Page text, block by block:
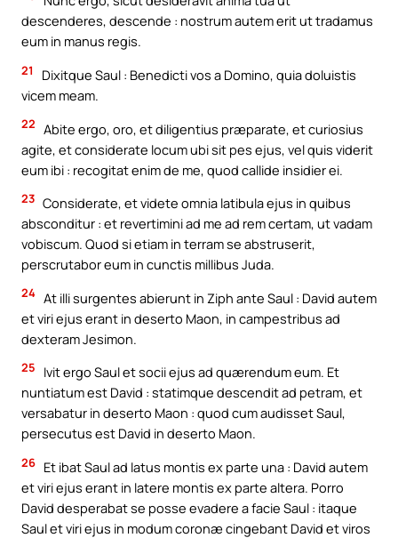
descenderes, descende : nostrum autem erit ut tradamus
eum in manus regis.
21
Dixitque Saul : Benedicti vos a Domino, quia doluistis
vicem meam.
22 Abite ergo, oro, et diligentius præparate, et curiosius
agite, et considerate locum ubi sit pes ejus, vel quis viderit
eum ibi : recogitat enim de me, quod callide insidier ei.
23 Considerate, et videte omnia latibula ejus in quibus
absconditur : et revertimini ad me ad rem certam, ut vadam
vobiscum. Quod si etiam in terram se abstruserit,
perscrutabor eum in cunctis millibus Juda.
24 At illi surgentes abierunt in Ziph ante Saul : David autem
et viri ejus erant in deserto Maon, in campestribus ad
dexteram Jesimon.
25
Ivit ergo Saul et socii ejus ad quærendum eum. Et
nuntiatum est David : statimque descendit ad petram, et
versabatur in deserto Maon : quod cum audisset Saul,
persecutus est David in deserto Maon.
26 Et ibat Saul ad latus montis ex parte una : David autem
et viri ejus erant in latere montis ex parte altera. Porro
David desperabat se posse evadere a facie Saul : itaque
Saul et viri ejus in modum coronæ cingebant David et viros